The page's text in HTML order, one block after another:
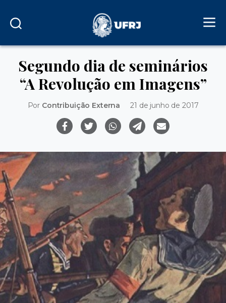
Segundo dia de seminários
“A Revolução em Imagens”
Por Contribuição Externa 21 de junho de 2017